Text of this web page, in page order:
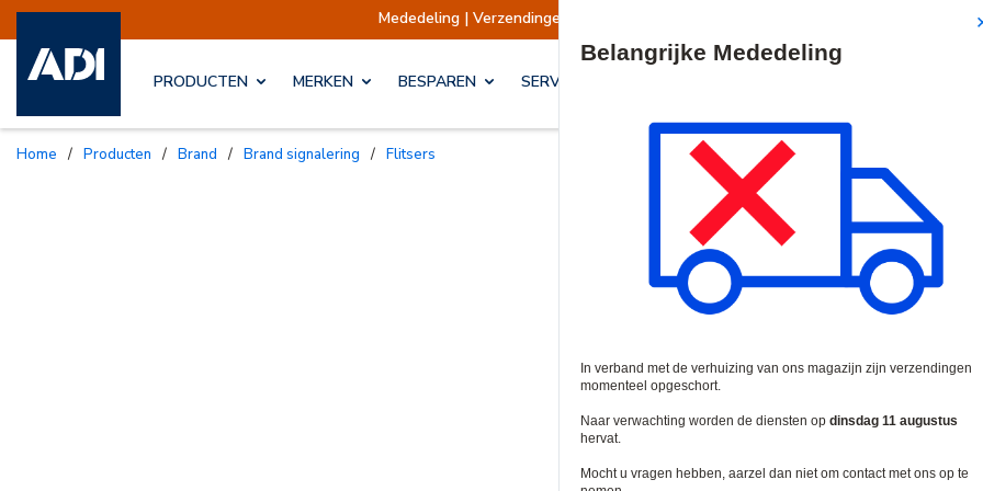
Mededeling | Verzendingen opgeschort Verzendingen worden op
PRODUCTEN MERKEN BESPAREN SERVICES & OPLOSSINGEN
Home / Producten / Brand / Brand signalering / Flitsers